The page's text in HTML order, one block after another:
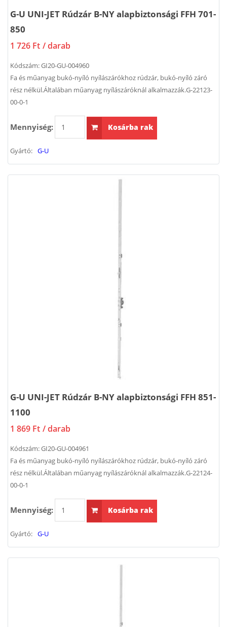
G-U UNI-JET Rúdzár B-NY alapbiztonsági FFH 701-
850
1 726 Ft / darab
Kódszám:GI20-GU-004960
Fa és műanyag bukó-nyíló nyílászárókhoz rúdzár, bukó-nyíló záró
rész nélkül.Általában műanyag nyílászáróknál alkalmazzák.G-22123-
00-0-1
Mennyiség: Kosárba rak
Gyártó: G-U
G-U UNI-JET Rúdzár B-NY alapbiztonsági FFH 851-
1100
1 869 Ft / darab
Kódszám:GI20-GU-004961
Fa és műanyag bukó-nyíló nyílászárókhoz rúdzár, bukó-nyíló záró
rész nélkül.Általában műanyag nyílászáróknál alkalmazzák.G-22124-
00-0-1
Mennyiség: Kosárba rak
Gyártó: G-U